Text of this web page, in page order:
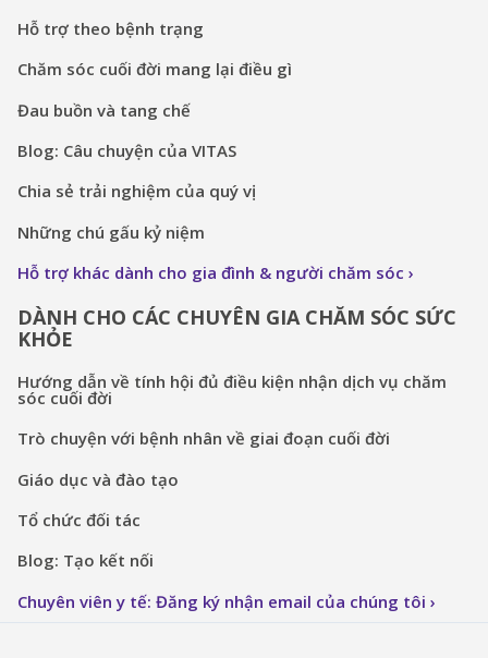
Hỗ trợ theo bệnh trạng
Chăm sóc cuối đời mang lại điều gì
Đau buồn và tang chế
Blog: Câu chuyện của VITAS
Chia sẻ trải nghiệm của quý vị
Những chú gấu kỷ niệm
Hỗ trợ khác dành cho gia đình & người chăm sóc
DÀNH CHO CÁC CHUYÊN GIA CHĂM SÓC SỨC
KHỎE
Hướng dẫn về tính hội đủ điều kiện nhận dịch vụ chăm
sóc cuối đời
Trò chuyện với bệnh nhân về giai đoạn cuối đời
Giáo dục và đào tạo
Tổ chức đối tác
Blog: Tạo kết nối
Chuyên viên y tế: Đăng ký nhận email của chúng tôi